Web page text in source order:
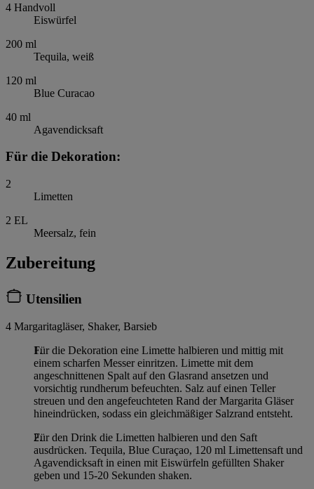
4 Handvoll
Eiswürfel
200 ml
Tequila, weiß
120 ml
Blue Curacao
40 ml
Agavendicksaft
Für die Dekoration:
2
Limetten
2 EL
Meersalz, fein
Zubereitung
Utensilien
4 Margaritagläser, Shaker, Barsieb
Für die Dekoration eine Limette halbieren und mittig mit
einem scharfen Messer einritzen. Limette mit dem
angeschnittenen Spalt auf den Glasrand ansetzen und
vorsichtig rundherum befeuchten. Salz auf einen Teller
streuen und den angefeuchteten Rand der Margarita Gläser
hineindrücken, sodass ein gleichmäßiger Salzrand entsteht.
Für den Drink die Limetten halbieren und den Saft
ausdrücken. Tequila, Blue Curaçao, 120 ml Limettensaft und
Agavendicksaft in einen mit Eiswürfeln gefüllten Shaker
geben und 15-20 Sekunden shaken.